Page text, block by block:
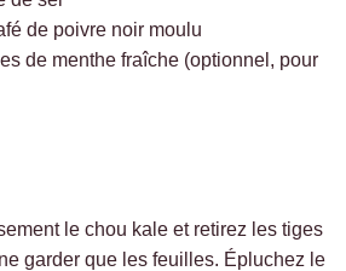
de poivre noir moulu
de menthe fraîche (optionnel, pour
le chou kale et retirez les tiges
garder que les feuilles. Épluchez le